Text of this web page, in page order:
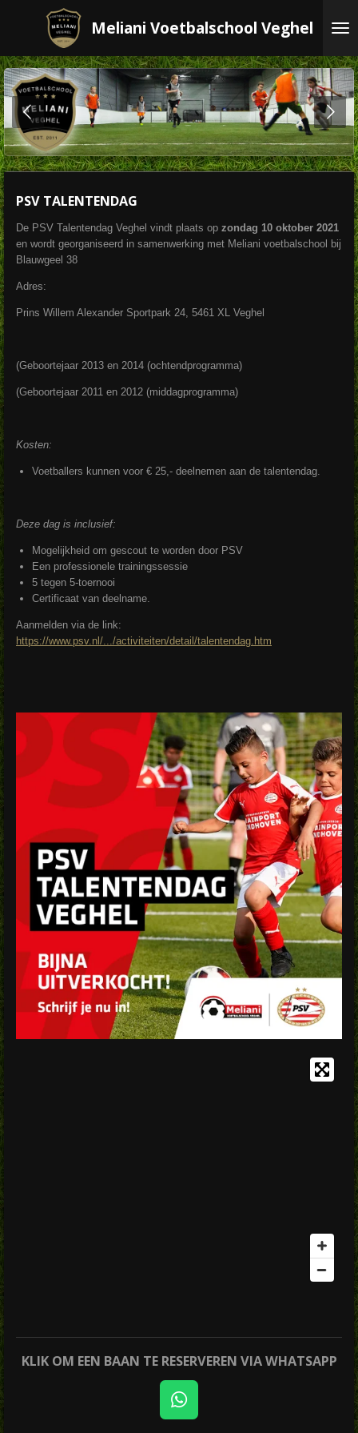
de
hoofdinhoud
Meliani Voetbalschool Veghel
PSV TALENTENDAG
De PSV Talentendag Veghel vindt plaats op zondag 10 oktober 2021
en wordt georganiseerd in samenwerking met Meliani voetbalschool bij
Blauwgeel 38
Adres:
Prins Willem Alexander Sportpark 24, 5461 XL Veghel
(Geboortejaar 2013 en 2014 (ochtendprogramma)
(Geboortejaar 2011 en 2012 (middagprogramma)
Kosten:
Voetballers kunnen voor € 25,- deelnemen aan de talentendag.
Deze dag is inclusief:
Mogelijkheid om gescout te worden door PSV
Een professionele trainingssessie
5 tegen 5-toernooi
Certificaat van deelname.
Aanmelden via de link:
https://www.psv.nl/.../activiteiten/detail/talentendag.htm
KLIK OM EEN BAAN TE RESERVEREN VIA WHATSAPP
W